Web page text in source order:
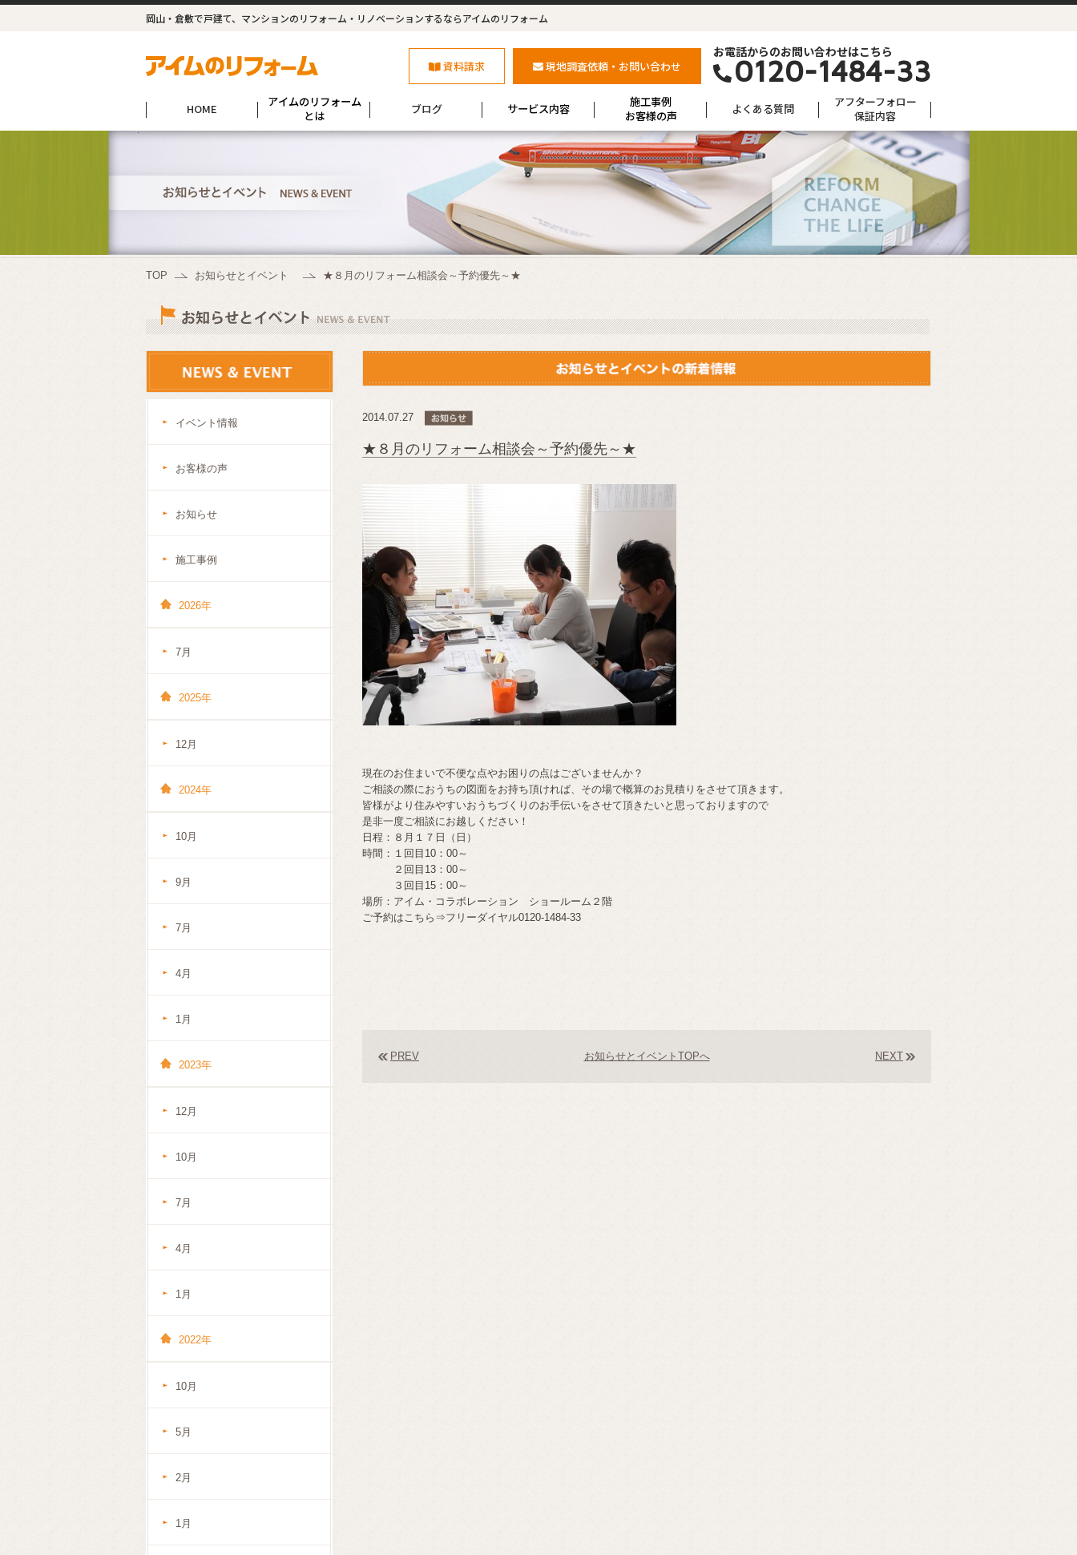
岡山・倉敷で戸建て、マンションのリフォーム・ リノベーションするならアイムのリフォーム
資料請求 現地調査依頼・お問い合わせ
お電話からのお問い合わせはこちら
0120-1484-33
HOME
アイムのリフォーム
とは
ブログ サービス内容
施工事例
お客様の声
よくある質問
アフターフォロー
保証内容
TOP お知らせとイベント ★８月のリフォーム相談会～予約優先～★
2014.07.27
★８月のリフォーム相談会～予約優先～★
現在のお住まいで不便な点やお困りの点はございませんか？
ご相談の際におうちの図面をお持ち頂ければ、その場で概算のお見積りをさせて頂きます。
皆様がより住みやすいおうちづくりのお手伝いをさせて頂きたいと思っておりますので
是非一度ご相談にお越しください！
日程：８月１７日（日）
時間：１回目10：00～
２回目13：00～
３回目15：00～
場所：アイム・コラボレーション ショールーム２階
ご予約はこちら⇒フリーダイヤル0120-1484-33
PREV お知らせとイベントTOPへ NEXT
イベント情報
お客様の声
お知らせ
施工事例
2026年
7月
2025年
12月
2024年
10月
9月
7月
4月
1月
2023年
12月
10月
7月
4月
1月
2022年
10月
5月
2月
1月